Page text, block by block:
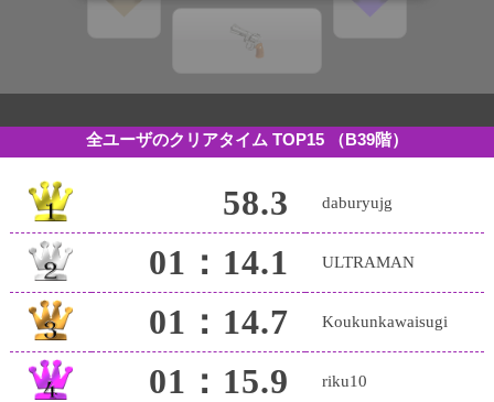
全ユーザのクリアタイム TOP15 （B39階）
58.3 daburyujg
01：14.1 ULTRAMAN
01：14.7 Koukunkawaisugi
01：15.9 riku10